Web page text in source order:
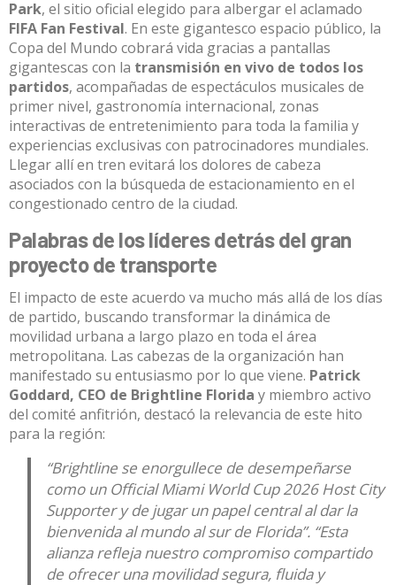
Park, el sitio oficial elegido para albergar el aclamado
FIFA Fan Festival. En este gigantesco espacio público, la
Copa del Mundo cobrará vida gracias a pantallas
gigantescas con la transmisión en vivo de todos los
partidos, acompañadas de espectáculos musicales de
primer nivel, gastronomía internacional, zonas
interactivas de entretenimiento para toda la familia y
experiencias exclusivas con patrocinadores mundiales.
Llegar allí en tren evitará los dolores de cabeza
asociados con la búsqueda de estacionamiento en el
congestionado centro de la ciudad.
Palabras de los líderes detrás del gran
proyecto de transporte
El impacto de este acuerdo va mucho más allá de los días
de partido, buscando transformar la dinámica de
movilidad urbana a largo plazo en toda el área
metropolitana. Las cabezas de la organización han
manifestado su entusiasmo por lo que viene. Patrick
Goddard, CEO de Brightline Florida y miembro activo
del comité anfitrión, destacó la relevancia de este hito
para la región:
“Brightline se enorgullece de desempeñarse
como un Official Miami World Cup 2026 Host City
Supporter y de jugar un papel central al dar la
bienvenida al mundo al sur de Florida”. “Esta
alianza refleja nuestro compromiso compartido
de ofrecer una movilidad segura, fluida y